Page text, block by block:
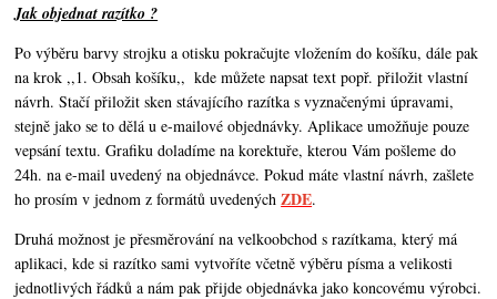
Jak objednat razítko ?
Po výběru barvy strojku a otisku pokračujte vložením do košíku, dále pak
na krok ,,1. Obsah košíku,, kde můžete napsat text popř. přiložit vlastní
návrh. Stačí přiložit sken stávajícího razítka s vyznačenými úpravami,
stejně jako se to dělá u e-mailové objednávky. Aplikace umožňuje pouze
vepsání textu. Grafiku doladíme na korektuře, kterou Vám pošleme do
24h. na e-mail uvedený na objednávce. Pokud máte vlastní návrh,zašlete
ho prosím v jednom z formátů uvedenýchZDE.
Druhá možnost je přesměrování na velkoobchod s razítkama, který má
aplikaci, kde si razítko sami vytvoříte včetně výběru písma a velikosti
jednotlivých řádků a nám pak přijde objednávka jako koncovému výrobci.